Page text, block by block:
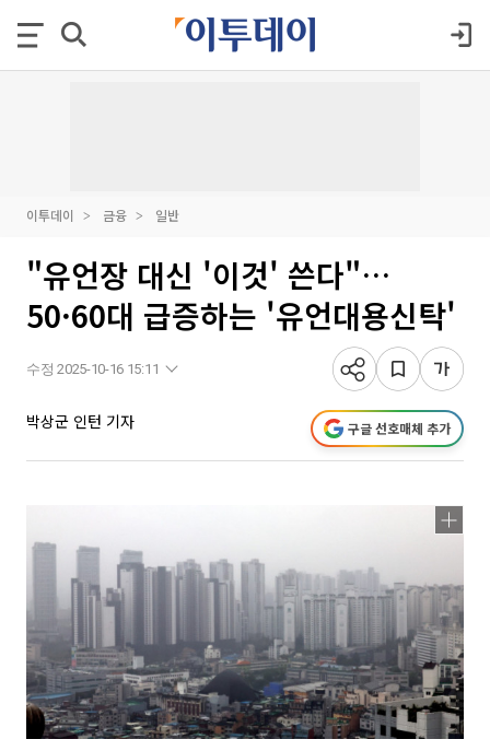
이투데이 금융 일반
"유언장 대신 '이것' 쓴다"…
50·60대 급증하는 '유언대용신탁'
수정 2025-10-16 15:11
박상군 인턴 기자 구글 선호매체 추가